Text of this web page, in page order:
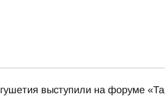
выступили на форуме